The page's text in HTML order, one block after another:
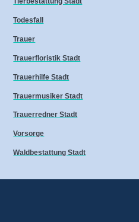
Todesfall
Trauer
Trauerfloristik Stadt
Trauerhilfe Stadt
Trauermusiker Stadt
Trauerredner Stadt
Vorsorge
Waldbestattung Stadt